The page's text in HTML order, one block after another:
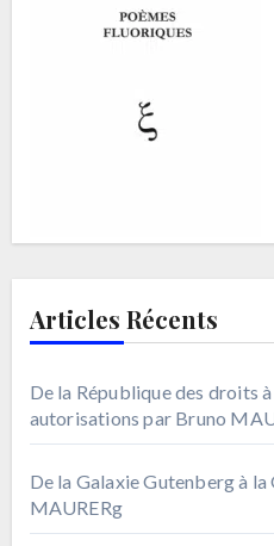
Articles Récents
De la République des droits
autorisations par Bruno
De la Galaxie Gutenberg à
MAURERg